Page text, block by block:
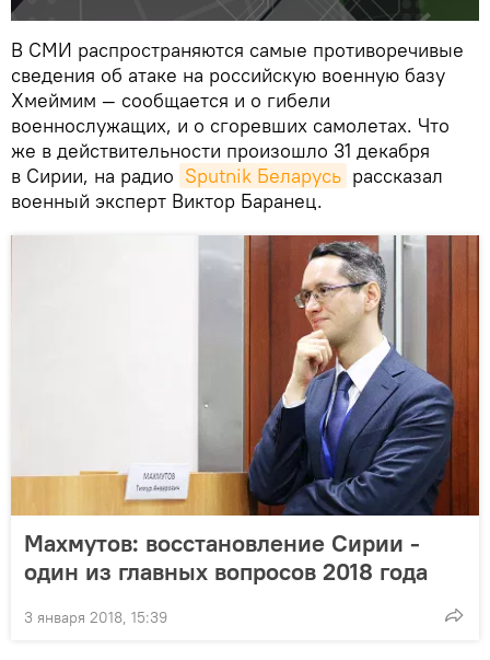
В СМИ распространяются самые противоречивые
сведения об атаке на российскую военную базу
Хмеймим — сообщается и о гибели
военнослужащих, и о сгоревших самолетах. Что
же в действительности произошло 31 декабря
в Сирии, на радио Sputnik Беларусь рассказал
военный эксперт Виктор Баранец.
Махмутов: восстановление Сирии -
один из главных вопросов 2018 года
3 января 2018, 15:39